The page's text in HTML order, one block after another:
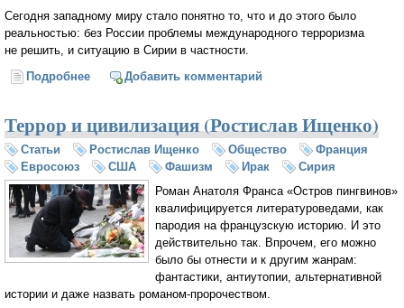
Сегодня западному миру стало понятно то, что и до этого было
реальностью: без России проблемы международного терроризма
не решить, и ситуацию в Сирии в частности.
Подробнее о Европейцы должны определиться, кто для них
Добавить комментарий
Террор и цивилизация (Ростислав Ищенко)
Статьи Ростислав Ищенко Общество
Франция
Евросоюз
США Фашизм Ирак
Сирия
Роман Анатоля Франса «Остров пингвинов»
квалифицируется литературоведами, как
пародия на французскую историю. И это
действительно так. Впрочем, его можно
было бы отнести и к другим жанрам:
фантастики, антиутопии, альтернативной
истории и даже назвать романом-пророчеством.